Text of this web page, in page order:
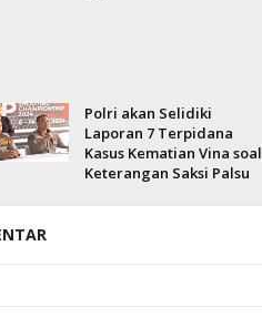
Polri akan Selidiki
Laporan 7 Terpidana
Kasus Kematian Vina soal
Keterangan Saksi Palsu